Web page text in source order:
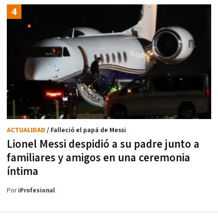
Lionel Messi despidió a su padre junto a
familiares y amigos en una ceremonia
íntima
ACTUALIDAD / Falleció el papá de Messi
PoriProfesional